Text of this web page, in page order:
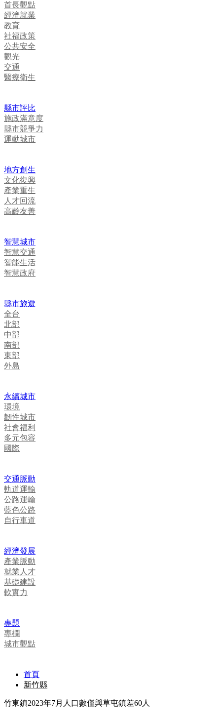
首長觀點
經濟就業
教育
社福政策
公共安全
觀光
交通
醫療衛生
縣市評比
施政滿意度
縣市競爭力
運動城市
地方創生
文化復興
產業重生
人才回流
高齡友善
智慧城市
智慧交通
智能生活
智慧政府
縣市旅遊
全台
北部
中部
南部
東部
外島
永續城市
環境
韌性城市
社會福利
多元包容
國際
交通脈動
軌道運輸
公路運輸
藍色公路
自行車道
經濟發展
產業脈動
就業人才
基礎建設
軟實力
專題
專欄
城市觀點
首頁
新竹縣
竹東鎮2023年7月人口數僅與草屯鎮差60人